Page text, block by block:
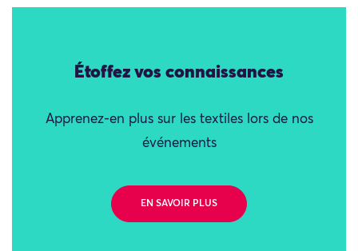
Étoffez vos connaissances
Apprenez-en plus sur les textiles lors de nos
événements
EN SAVOIR PLUS